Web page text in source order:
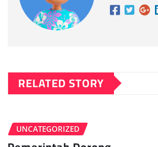
RELATED STORY
UNCATEGORIZED